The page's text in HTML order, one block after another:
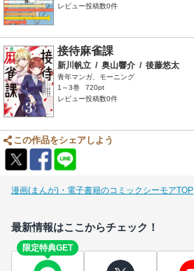
レビュー投稿数0件
接待麻雀課
新川帆立 / 奥山響介 / 後藤悠太
青年マンガ、モーニング
1～3巻
720pt
レビュー投稿数0件
この作品をシェアしよう
漫画(まんが)・電子書籍のコミックシーモアTOP
最新情報はここからチェック！
限定特典GET